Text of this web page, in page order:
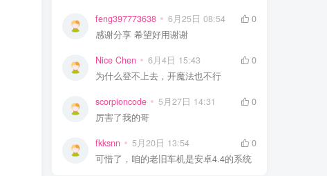
feng397773638 6月25日 08:54
0
感谢分享 希望好用谢谢
Nice Chen 6月4日 15:43
0
为什么登不上去，开魔法也不行
scorpioncode 5月27日 14:31
0
厉害了我的哥
fkksnn 5月20日 13:54
0
可惜了，咱的老旧车机是安卓4.4的系统